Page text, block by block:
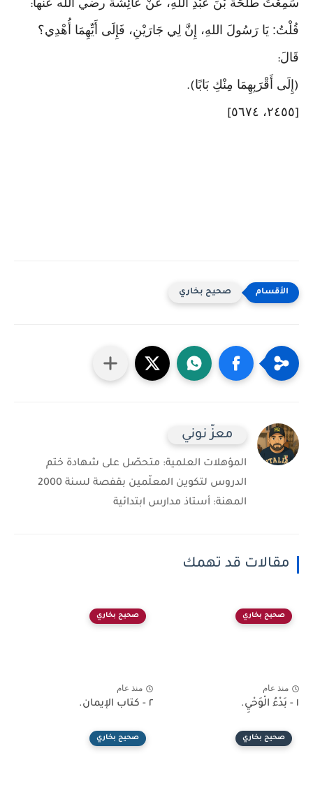
سَمِعْتُ طَلْحَةَ بْنَ عَبْدِ اللهِ، عَنْ عَائِشَةَ رضي الله عنها:
قُلْتُ: يَا رَسُولَ اللهِ، إِنَّ لِي جَارَيْنِ، فَإِلَى أَيِّهِمَا أُهْدِي؟
قَالَ:
( إِلَى أَقْرَبِهِمَا مِنْكِ بَابًا).
[٢٤٥٥، ٥٦٧٤ ]
صحيح بخاري
معزّ نوني
المؤهلات العلمية: متحصّل على شهادة ختم
الدروس لتكوين المعلّمين بقفصة لسنة 2000
المهنة: أستاذ مدارس ابتدائية
مقالات قد تهمك
صحيح بخاري
منذ عام
١ - بَدْءُ الْوَحْيِ.
صحيح بخاري
منذ عام
٢ - كتاب الإيمان.
صحيح بخاري صحيح بخاري